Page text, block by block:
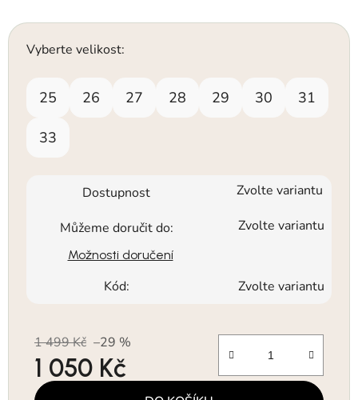
Vyberte velikost:
25 26 27 28 29 30 31
33
Dostupnost Zvolte variantu
Můžeme doručit do: Zvolte variantu
Možnosti doručení
Kód: Zvolte variantu
1 499 Kč –29 %
1 050 Kč
Měrná cena: